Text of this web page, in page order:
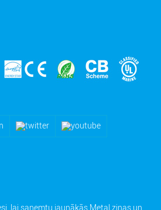
lai saņemtu jaunākās Metal ziņas un